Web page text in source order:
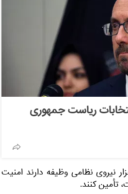
برای انتخابات ریاست جمهوری
افزود: براساس این برنامه بیش از ۷۲ هزار نیروی نظامی وظیفه دارند امنیت
تأمین کنند.